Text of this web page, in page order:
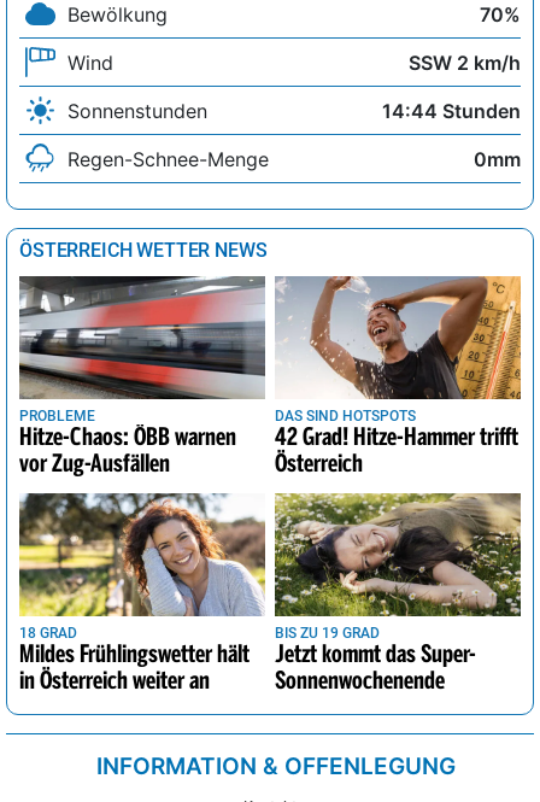
Bewölkung
70%
Wind
SSW 2 km/h
Sonnenstunden
14:44 Stunden
Regen-Schnee-Menge
0mm
ÖSTERREICH WETTER NEWS
PROBLEME
Hitze-Chaos: ÖBB warnen
vor Zug-Ausfällen
DAS SIND HOTSPOTS
42 Grad! Hitze-Hammer trifft
Österreich
18 GRAD
Mildes Frühlingswetter hält
in Österreich weiter an
BIS ZU 19 GRAD
Jetzt kommt das Super-
Sonnenwochenende
INFORMATION & OFFENLEGUNG